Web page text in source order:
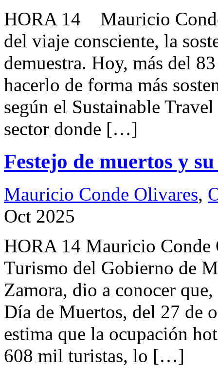
HORA 14 Mauricio
del viaje consciente, la
demuestra. Hoy, más del
hacerlo de forma más
según el Sustainable
sector donde […]
Festejo de muertos y
Mauricio Conde Olivares,
Oct 2025
HORA 14 Mauricio
Turismo del Gobierno de
Zamora, dio a conocer
Día de Muertos, del 27 de
estima que la ocupación
608 mil turistas, lo […]